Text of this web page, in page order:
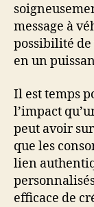
message à
possibilité
en un
Il est temps
l’impact
peut avoir
que les
lien
efficace de